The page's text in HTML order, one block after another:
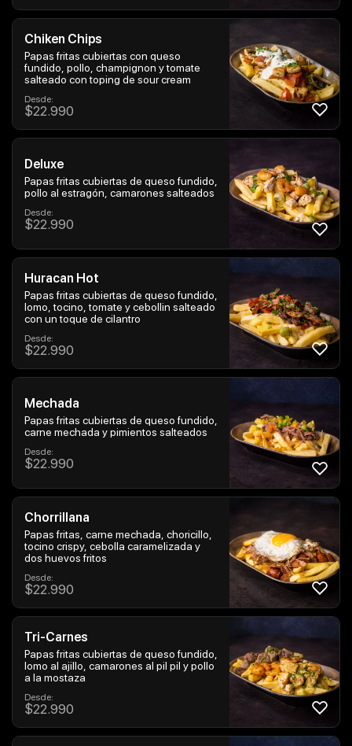
Chiken Chips
Papas fritas cubiertas con queso
fundido, pollo, champignon y tomate
salteado con toping de sour cream
Desde:
$22.990
Deluxe
Papas fritas cubiertas de queso fundido,
pollo al estragón, camarones salteados
Desde:
$22.990
Huracan Hot
Papas fritas cubiertas de queso fundido,
lomo, tocino, tomate y cebollin salteado
con un toque de cilantro
Desde:
$22.990
Mechada
Papas fritas cubiertas de queso fundido,
carne mechada y pimientos salteados
Desde:
$22.990
Chorrillana
Papas fritas, carne mechada, choricillo,
tocino crispy, cebolla caramelizada y
dos huevos fritos
Desde:
$22.990
Tri-Carnes
Papas fritas cubiertas de queso fundido,
lomo al ajillo, camarones al pil pil y pollo
a la mostaza
Desde:
$22.990